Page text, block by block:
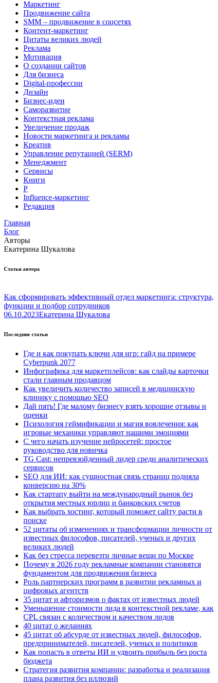
Маркетинг
Продвижение сайта
SMM – продвижение в соцсетях
Контент-маркетинг
Цитаты великих людей
Реклама
Мотивация
О создании сайтов
Для бизнеса
Digital-профессии
Дизайн
Бизнес-идеи
Саморазвитие
Контекстная реклама
Увеличение продаж
Новости маркетинга и рекламы
Креатив
Управление репутацией (SERM)
Менеджмент
Сервисы
Книги
Р
Influence-маркетинг
Редакция
Главная
Блог
Авторы
Екатерина Шукалова
Статьи автора
Как сформировать эффективный отдел маркетинга: структура,
функции и подбор сотрудников
06.10.2023Екатерина Шукалова
Последние статьи
Где и как покупать ключи для игр: гайд на примере
Cyberpunk 2077
Инфографика для маркетплейсов: как слайды карточки
стали главным продавцом
Как увеличить количество записей в медицинскую
клинику с помощью SEO
Дай пять! Где малому бизнесу взять хорошие отзывы и
оценки
Психология геймификации и магия вовлечения: как
игровые механики управляют нашими эмоциями
С чего начать изучение нейросетей: простое
руководство для новичка
TG Cast: непревзойденный лидер среди аналитических
сервисов
SEO для ИИ: как сущностная связь страниц подняла
конверсию на 30%
Как стартапу выйти на международный рынок без
открытия местных юрлиц и банковских счетов
Как выбрать хостинг, который поможет сайту расти в
поиске
52 цитаты об изменениях и трансформации личности от
известных философов, писателей, ученых и других
великих людей
Как без стресса перевезти личные вещи по Москве
Почему в 2026 году рекламные компании становятся
фундаментом для продвижения бизнеса
Роль партнерских программ в развитии рекламных и
цифровых агентств
35 цитат и афторизмов о фактах от известных людей
Уменьшение стоимости лида в контекстной рекламе, как
CPL связан с количеством и качеством лидов
40 цитат о желаниях
45 цитат об абсурде от известных людей, философов,
предпринимателей, писателей, ученых и политиков
Как попасть в ответы ИИ и удвоить прибыль без роста
бюджета
Стратегия развития компании: разработка и реализация
плана развития без иллюзий